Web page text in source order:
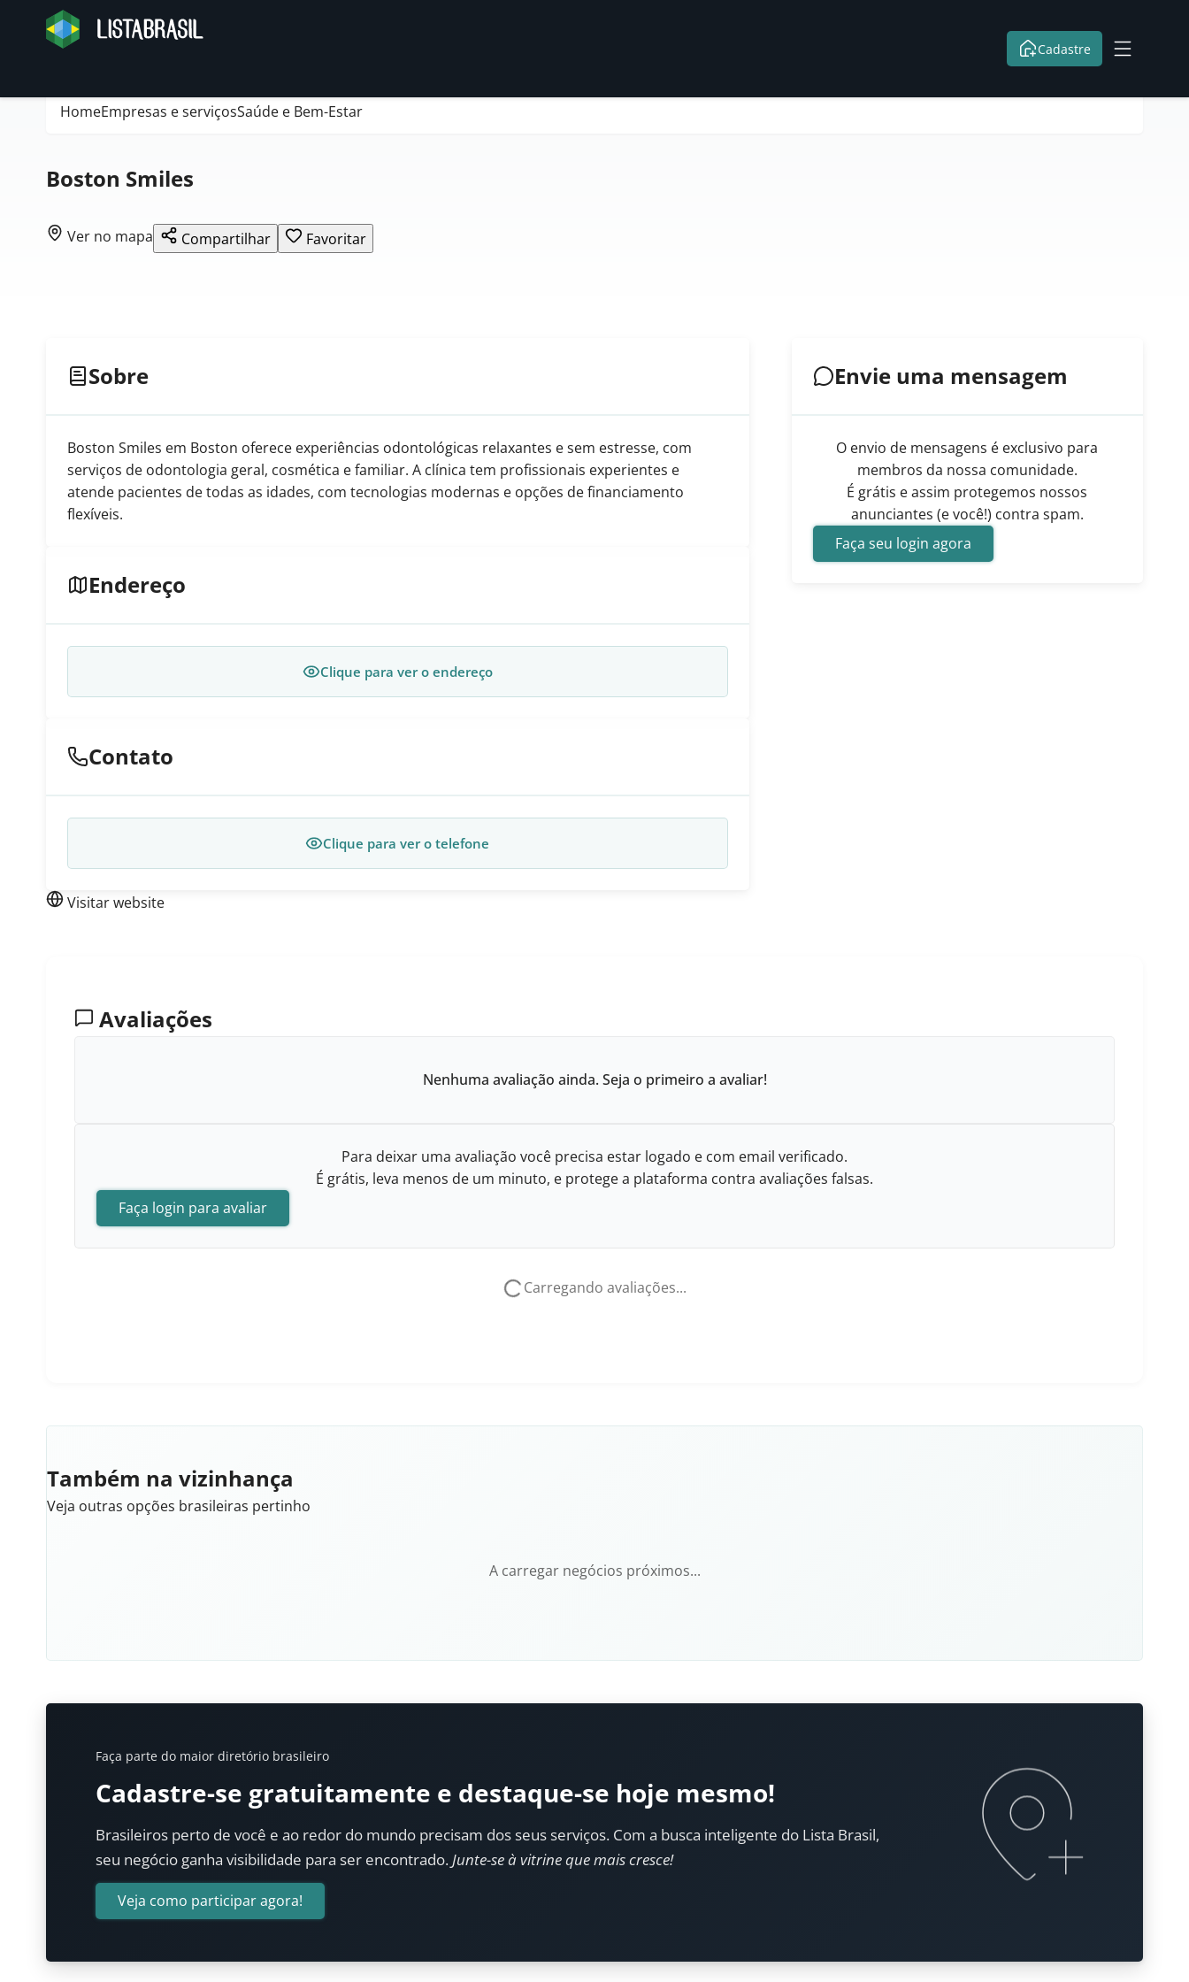
Cadastre
HomeEmpresas e serviçosSaúde e Bem-Estar
Boston Smiles
Ver no mapa Compartilhar Favoritar
Sobre
Boston Smiles em Boston oferece experiências odontológicas relaxantes e sem estresse, com
serviços de odontologia geral, cosmética e familiar. A clínica tem profissionais experientes e
atende pacientes de todas as idades, com tecnologias modernas e opções de financiamento
flexíveis.
Endereço
Clique para ver o endereço
Contato
Clique para ver o telefone
Visitar website
Envie uma mensagem
O envio de mensagens é exclusivo para
membros da nossa comunidade.
É grátis e assim protegemos nossos
anunciantes (e você!) contra spam.
Faça seu login agora
Avaliações
Nenhuma avaliação ainda. Seja o primeiro a avaliar!
Para deixar uma avaliação você precisa estar logado e com email verificado.
É grátis, leva menos de um minuto, e protege a plataforma contra avaliações falsas.
Faça login para avaliar
Carregando avaliações...
Também na vizinhança
Veja outras opções brasileiras pertinho
A carregar negócios próximos...
Faça parte do maior diretório brasileiro
Cadastre-se gratuitamente e destaque-se hoje mesmo!
Brasileiros perto de você e ao redor do mundo precisam dos seus serviços. Com a busca inteligente do Lista Brasil,
seu negócio ganha visibilidade para ser encontrado.Junte-se à vitrine que mais cresce!
Veja como participar agora!